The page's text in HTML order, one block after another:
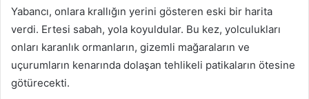
Yabancı, onlara krallığın yerini gösteren eski bir harita
verdi. Ertesi sabah, yola koyuldular. Bu kez, yolculukları
onları karanlık ormanların, gizemli mağaraların ve
uçurumların kenarında dolaşan tehlikeli patikaların ötesine
götürecekti.